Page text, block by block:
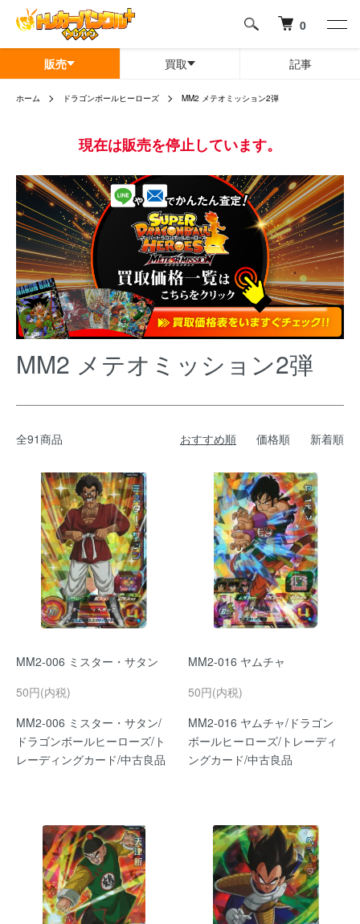
0
販売 買取 記事
ホーム ドラゴンボールヒーローズ MM2 メテオミッション2弾
現在は販売を停止しています。
MM2 メテオミッション2弾
全91商品 おすすめ順 価格順 新着順
MM2-006 ミスター・サタン
50円(内税)
MM2-006 ミスター・サタン/
ドラゴンボールヒーローズ/ト
レーディングカード/中古良品
MM2-016 ヤムチャ
50円(内税)
MM2-016 ヤムチャ/ドラゴン
ボールヒーローズ/トレーディ
ングカード/中古良品